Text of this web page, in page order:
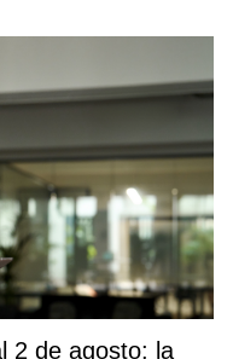
2 de agosto: la